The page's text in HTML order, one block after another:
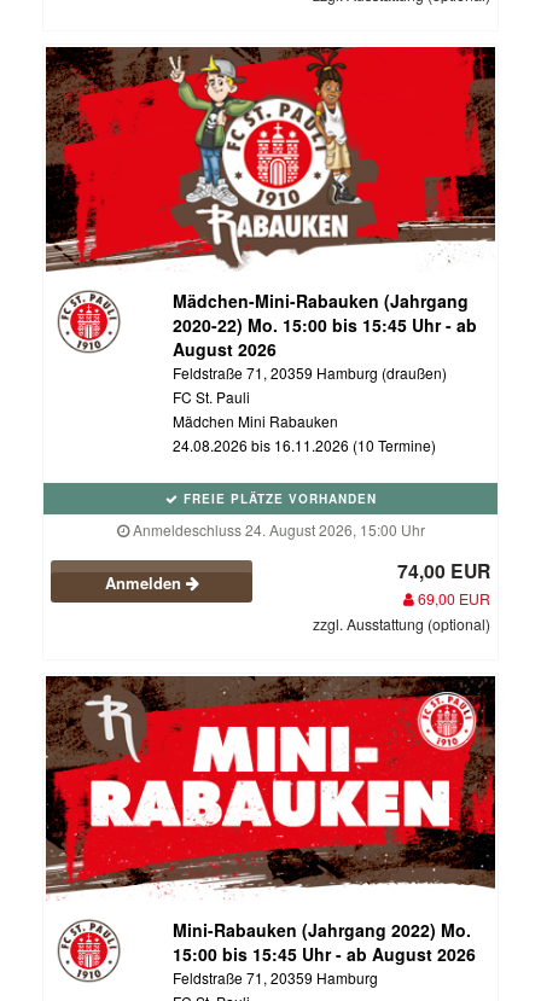
Mädchen-Mini-Rabauken (Jahrgang
2020-22) Mo. 15:00 bis 15:45 Uhr - ab
August 2026
Feldstraße 71, 20359 Hamburg (draußen)
FC St. Pauli
Mädchen Mini Rabauken
24.08.2026 bis 16.11.2026 (10 Termine)
FREIE PLÄTZE VORHANDEN
Anmeldeschluss 24. August 2026, 15:00 Uhr
Anmelden 74,00 EUR
69,00 EUR
zzgl. Ausstattung (optional)
Mini-Rabauken (Jahrgang 2022) Mo.
15:00 bis 15:45 Uhr - ab August 2026
Feldstraße 71, 20359 Hamburg